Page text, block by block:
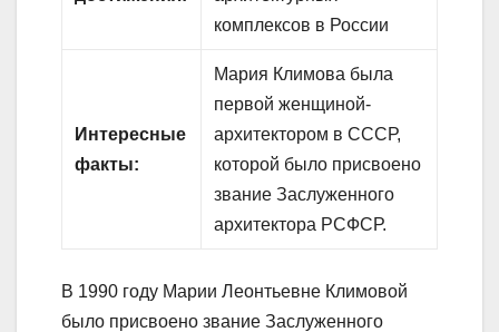
комплексов в России
Интересные
факты:
Мария Климова была
первой женщиной-
архитектором в СССР,
которой было присвоено
звание Заслуженного
архитектора РСФСР.
В 1990 году Марии Леонтьевне Климовой
было присвоено звание Заслуженного